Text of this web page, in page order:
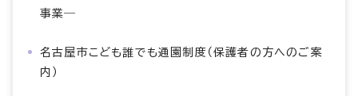
事業―
名古屋市こども誰でも通園制度（保護者の方へのご案
内）